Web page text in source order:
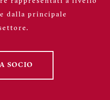
dalla principale
SOCIO